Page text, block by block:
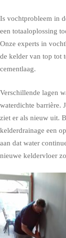
Is vochtprobleem in
een totaaloplossing
Onze experts in
de kelder van top tot
cementlaag.
Verschillende lagen
waterdichte barrière.
ziet er als nieuw uit.
kelderdrainage een
aan dat water
nieuwe keldervloer